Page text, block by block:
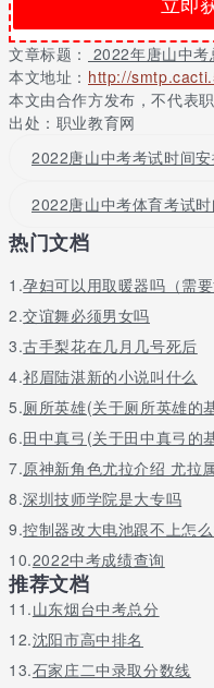
(2)考试形式。初中毕业生升
点，既有闭卷形式，也有开
考试。具体安排意见是：语
式;文科综合为全开卷考试。
式印制，即每科试卷分卷ⅰ和
考生用2b铅笔将答案填涂在
题，要求考生将答案直接书
其他资料不得带入考场。答
答题，不得相互讨论、相互
值，仅供参考!
文章标题： 2022年唐山中
本文地址： http://
本文由合作方发布，不代表
出处：职业教育网
2022唐山中考考试时间
2022唐山中考体育考试
热门文档
1.孕妇可以用取暖器吗（需要
2.交谊舞必须男女吗
3.古手梨花在几月几号死后
4.祁眉陆湛新的小说叫什么
5.厕所英雄(关于厕所英雄的
6.田中真弓(关于田中真弓的
7.原神新角色尤拉介绍 尤拉
8.深圳技师学院是大专吗
9.控制器改大电池跟不上怎
10.2022中考成绩查询
推荐文档
11.山东烟台中考总分
12.沈阳市高中排名
13.石家庄二中录取分数线